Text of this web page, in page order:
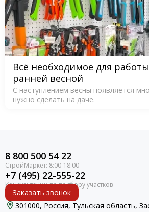
Всё необходимое для
ранней весной
С наступлением весны появляется
нужно сделать на даче.
8 800 500 54 22
+7 (495) 22-555-22
Заказать звонок
301000, Россия, Тульская область,